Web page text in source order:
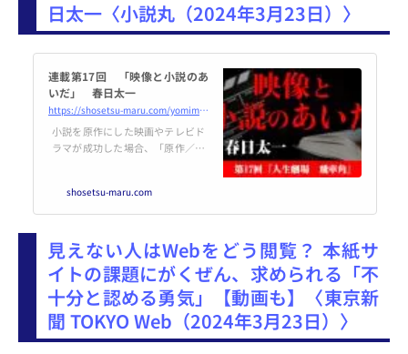
日太一〈小説丸（2024年3月23日）〉
連載第17回 「映像と小説のあ
いだ」 春日太一
https://shosetsu-maru.com/yomimono/essay/eizotosyosetu/17
小説を原作にした映画やテレビド
ラマが成功した場合、「原作／原
作品世界を生み出したのだから、
その力が大きいことには違いな
ラマを先に観てから原作を読んだ
際に気づくことがある。劇中で大
きなインパクトを与えたセリフ、
物語展開、登場人物が原
shosetsu-maru.com
見えない人はWebをどう閲覧？ 本紙サ
イトの課題にがくぜん、求められる「不
十分と認める勇気」【動画も】〈東京新
聞 TOKYO Web（2024年3月23日）〉